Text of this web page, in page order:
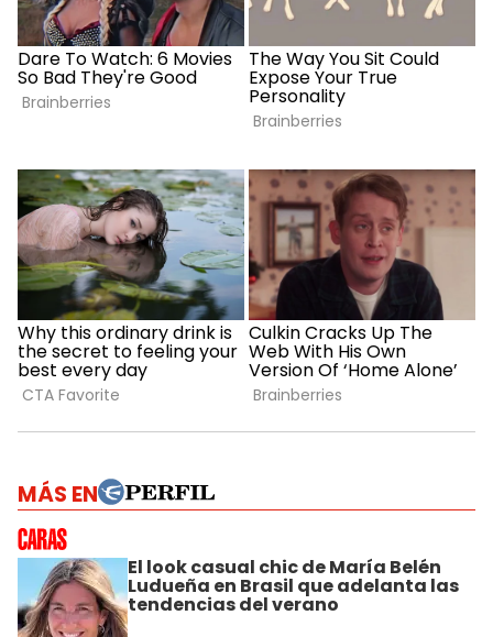
MÁS EN
El look casual chic de María Belén
Ludueña en Brasil que adelanta las
tendencias del verano